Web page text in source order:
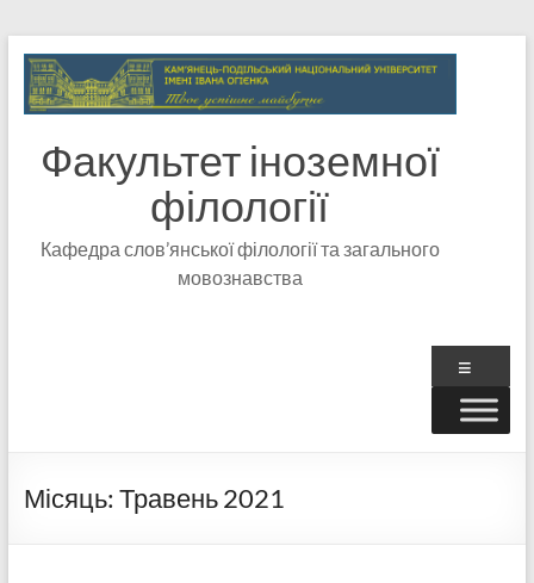
Факультет іноземної
філології
Кафедра слов’янської філології та загального
мовознавства
Місяць: Травень 2021